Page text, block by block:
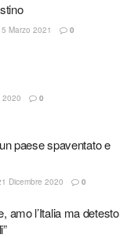
Marzo 2021 0
2020 0
paese spaventato e
Dicembre 2020 0
amo l’Italia ma detesto